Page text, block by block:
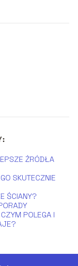
ŹRÓDŁA
SKUTECZNIE
ŚCIANY?
POLEGA I